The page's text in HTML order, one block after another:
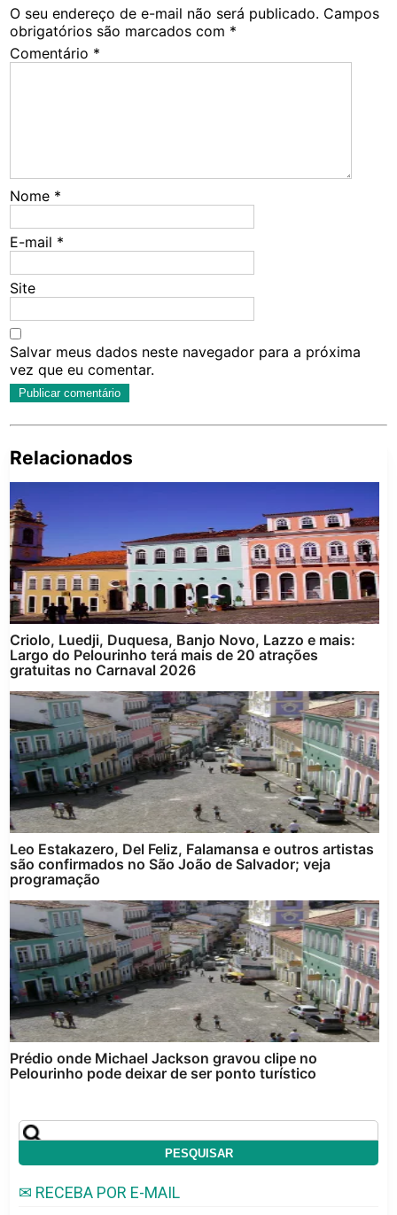
O seu endereço de e-mail não será publicado. Campos
obrigatórios são marcados com *
Comentário *
Nome *
E-mail *
Site
Salvar meus dados neste navegador para a próxima
vez que eu comentar.
Relacionados
Criolo, Luedji, Duquesa, Banjo Novo, Lazzo e mais:
Largo do Pelourinho terá mais de 20 atrações
gratuitas no Carnaval 2026
Leo Estakazero, Del Feliz, Falamansa e outros artistas
são confirmados no São João de Salvador; veja
programação
Prédio onde Michael Jackson gravou clipe no
Pelourinho pode deixar de ser ponto turístico
✉ RECEBA POR E-MAIL